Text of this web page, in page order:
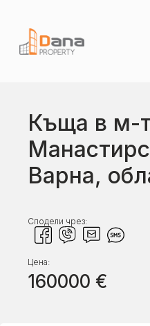
Къща в м-
Варна,
Сподели чрез:
Цена:
160000 €